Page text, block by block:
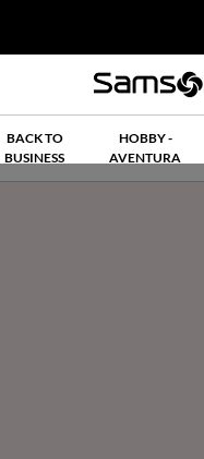
BACK TO
BUSINESS
HOBBY -
AVENTURA